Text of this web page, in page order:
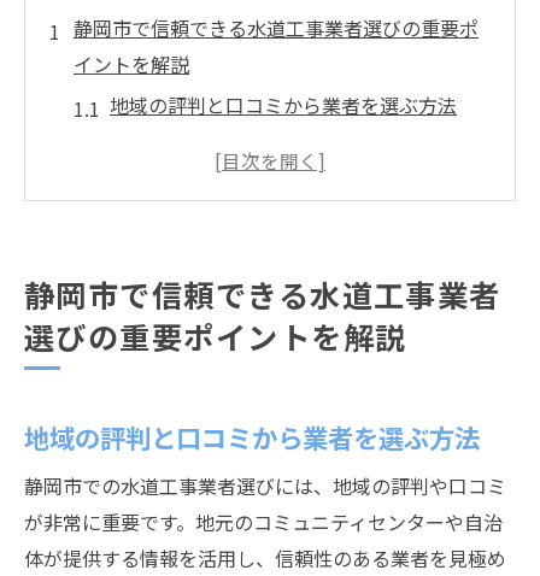
静岡市で信頼できる水道工事業者選びの重要ポ
イントを解説
地域の評判と口コミから業者を選ぶ方法
施工実績と経験年数で信頼性を判断
顧客対応の良さが業者選びの決め手
資格と認可が重要！静岡市の水道工事で業者を
必要な資格と認可の確認方法
地元自治体の指導を受けた業者を選ぶ利点
環境保護に配慮した業者の選び方
静岡市で信頼できる水道工事業者
選びの重要ポイントを解説
地域の評判と口コミから業者を選ぶ方法
静岡市での水道工事業者選びには、地域の評判や口コミ
が非常に重要です。地元のコミュニティセンターや自治
体が提供する情報を活用し、信頼性のある業者を見極め